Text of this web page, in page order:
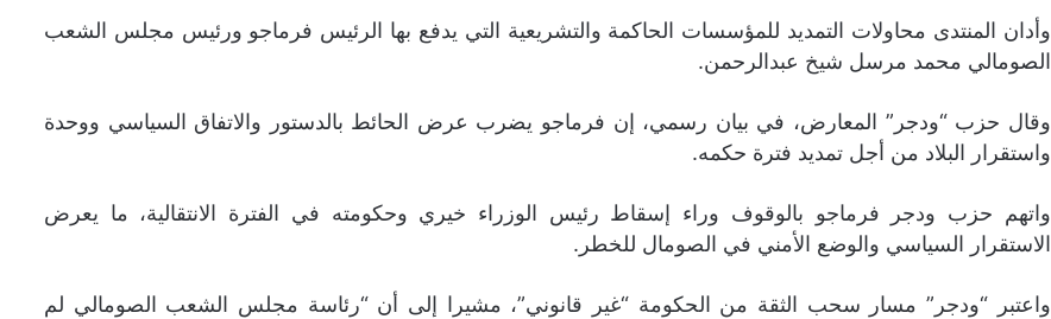
وأدان المنتدى محاولات التمديد للمؤسسات الحاكمة والتشريعية التي يدفع بها الرئيس فرماجو ورئيس مجلس الشعب
الصومالي محمد مرسل شيخ عبدالرحمن.
وقال حزب “ودجر” المعارض، في بيان رسمي، إن فرماجو يضرب عرض الحائط بالدستور والاتفاق السياسي ووحدة
واستقرار البلاد من أجل تمديد فترة حكمه.
واتهم حزب ودجر فرماجو بالوقوف وراء إسقاط رئيس الوزراء خيري وحكومته في الفترة الانتقالية، ما يعرض
الاستقرار السياسي والوضع الأمني في الصومال للخطر.
واعتبر “ودجر” مسار سحب الثقة من الحكومة “غير قانوني”، مشيرا إلى أن “رئاسة مجلس الشعب الصومالي لم